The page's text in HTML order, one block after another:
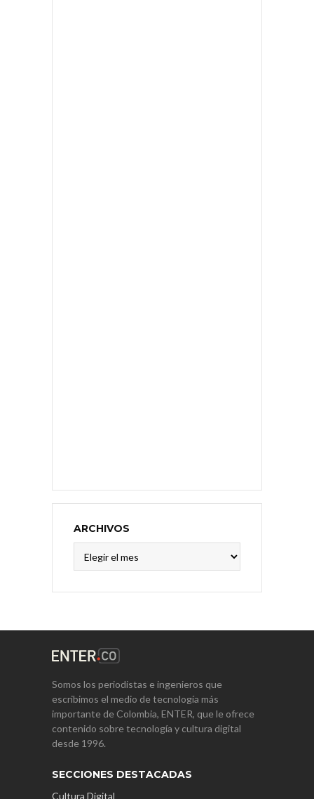
ARCHIVOS
Somos los periodistas e ingenieros que
escribimos el medio de tecnología más
importante de Colombia, ENTER, que le ofrece
contenido sobre tecnología y cultura digital
desde 1996.
SECCIONES DESTACADAS
Cultura Digital